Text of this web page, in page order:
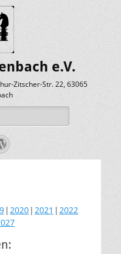
e.V.
Zitscher-Str. 22, 63065
2020 2021
2022